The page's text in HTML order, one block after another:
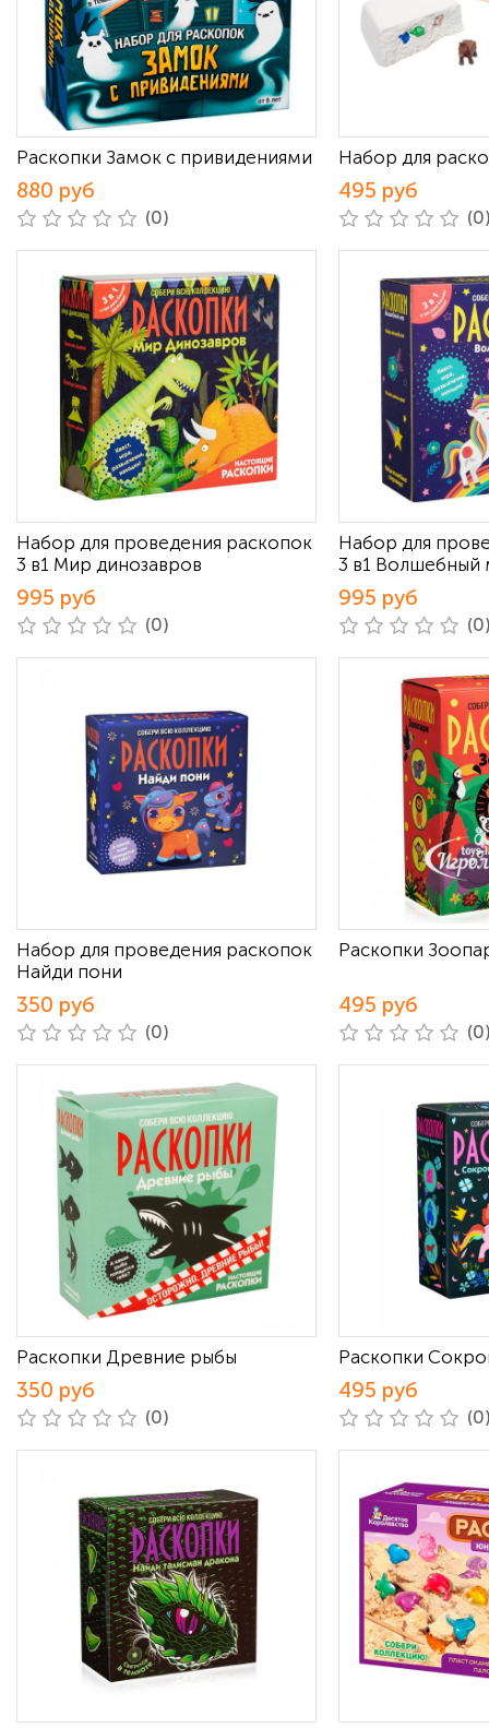
Раскопки Замок с привидениями
880 руб
(0)
Набор для
495 руб
Набор для проведения раскопок
3 в1 Мир динозавров
995 руб
(0)
Набор для
3 в1 Волшебный
995 руб
Набор для проведения раскопок
Найди пони
350 руб
(0)
Раскопки
495 руб
Раскопки Древние рыбы
350 руб
(0)
Раскопки
495 руб